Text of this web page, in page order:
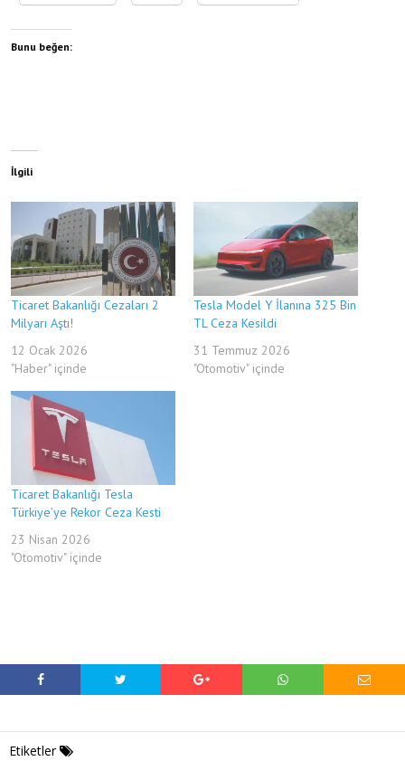
Bunu beğen:
İlgili
Ticaret Bakanlığı Cezaları 2
Milyarı Aştı!
12 Ocak 2026
"Haber" içinde
Tesla Model Y İlanına 325 Bin
TL Ceza Kesildi
31 Temmuz 2026
"Otomotiv" içinde
Ticaret Bakanlığı Tesla
Türkiye’ye Rekor Ceza Kesti
23 Nisan 2026
"Otomotiv" içinde
Etiketler